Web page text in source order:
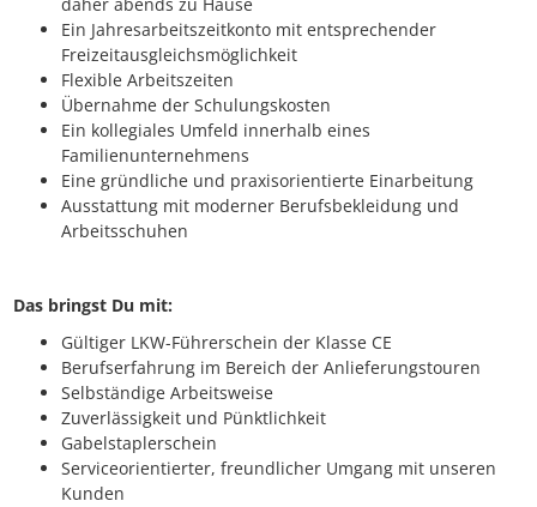
Ein Jahresarbeitszeitkonto mit entsprechender
Freizeitausgleichsmöglichkeit
Flexible Arbeitszeiten
Übernahme der Schulungskosten
Ein kollegiales Umfeld innerhalb eines
Familienunternehmens
Eine gründliche und praxisorientierte Einarbeitung
Ausstattung mit moderner Berufsbekleidung und
Arbeitsschuhen
Das bringst Du mit:
Gültiger LKW-Führerschein der Klasse CE
Berufserfahrung im Bereich der Anlieferungstouren
Selbständige Arbeitsweise
Zuverlässigkeit und Pünktlichkeit
Gabelstaplerschein
Serviceorientierter, freundlicher Umgang mit unseren
Kunden